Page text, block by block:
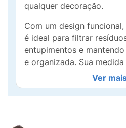
qualquer decoração.
Com um design
é ideal para filtrar
entupimentos e
e organizada. Sua
proporciona um encaixe
pias, tornando a
descomplicada.
Ver